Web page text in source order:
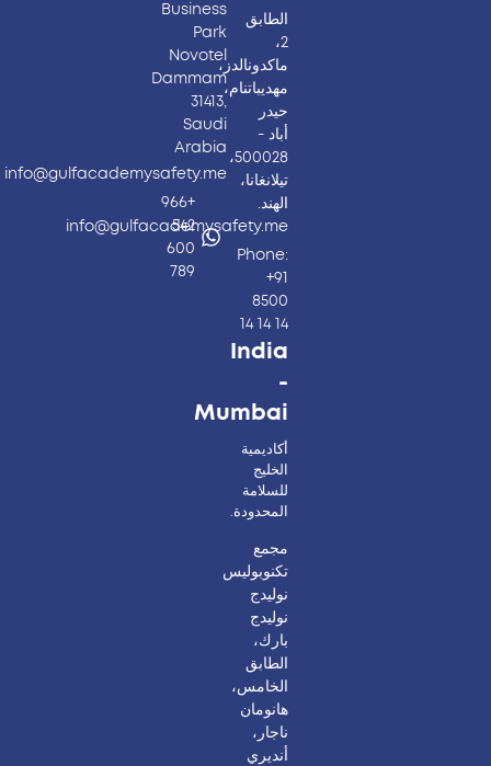
الطابق
2،
ماكدونالدز،
مهديباتنام،
حيدر
أباد -
500028،
تيلانغانا،
الهند.
info@gulfacademysafety.me
Phone:
+91
8500
14 14 14
India
-
Mumbai
أكاديمية
الخليج
للسلامة
المحدودة.
مجمع
تكنوبوليس
نوليدج
نوليدج
بارك،
الطابق
الخامس،
هانومان
ناجار،
أنديري
Business
Park
Novotel
Dammam
31413,
Saudi
Arabia
info@gulfacademysafety.me
+966
542
600
789